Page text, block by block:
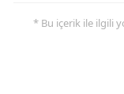
* Bu içerik ile ilgili